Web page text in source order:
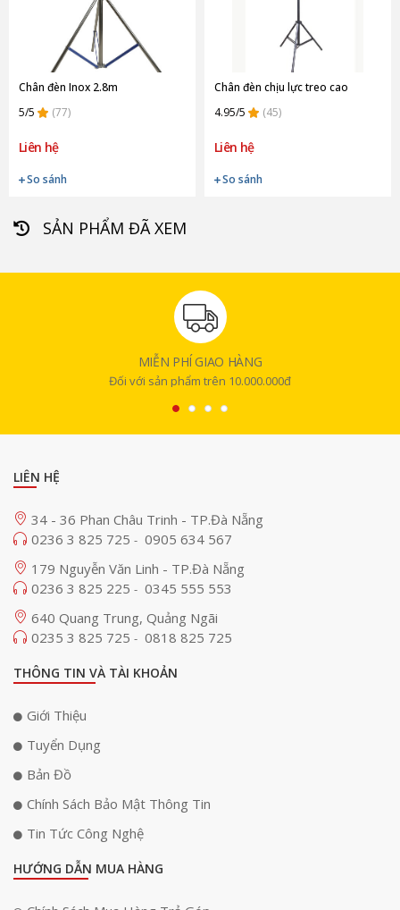
Chân đèn Inox 2.8m
5/5
(77)
Liên hệ
So sánh
Chân đèn chịu lực treo cao
4.95/5
(45)
Liên hệ
So sánh
SẢN PHẨM ĐÃ XEM
MIỄN PHÍ GIAO HÀNG
Đối với sản phẩm trên 10.000.000đ
LIÊN HỆ
34 - 36 Phan Châu Trinh - TP.Đà Nẵng
0236 3 825 725 - 0905 634 567
179 Nguyễn Văn Linh - TP.Đà Nẵng
0236 3 825 225 - 0345 555 553
640 Quang Trung, Quảng Ngãi
0235 3 825 725 - 0818 825 725
THÔNG TIN VÀ TÀI KHOẢN
Giới Thiệu
Tuyển Dụng
Bản Đồ
Chính Sách Bảo Mật Thông Tin
Tin Tức Công Nghệ
HƯỚNG DẪN MUA HÀNG